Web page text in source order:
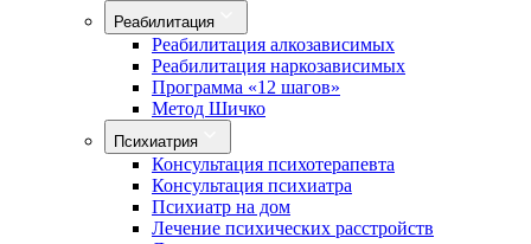
Реабилитация
Реабилитация алкозависимых
Реабилитация наркозависимых
Программа «12 шагов»
Метод Шичко
Психиатрия
Консультация психотерапевта
Консультация психиатра
Психиатр на дом
Лечение психических расстройств